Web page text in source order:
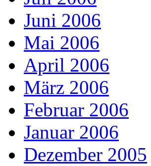
Juni 2006
Mai 2006
April 2006
März 2006
Februar 2006
Januar 2006
Dezember 2005